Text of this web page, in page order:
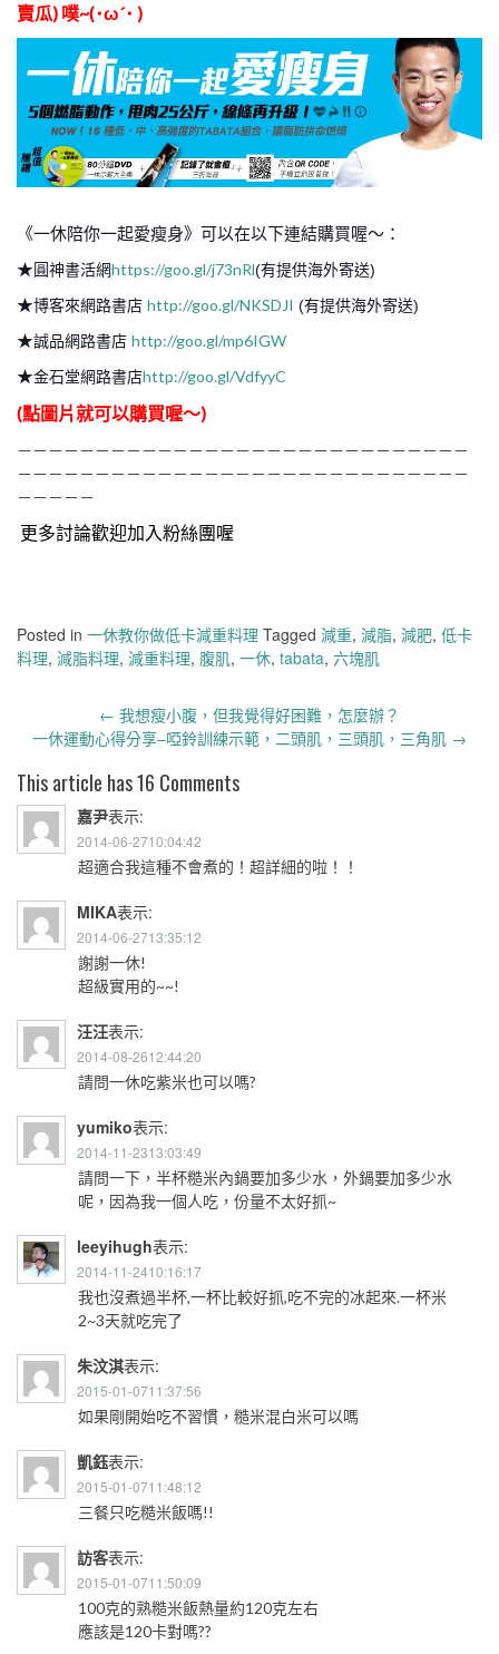
賣瓜) 噗~(･ω´･ )
《一休陪你一起愛瘦身》可以在以下連結購買喔～：
★ 圓神書活網https://goo.gl/j73nRl(有提供海外寄送)
★博客來網路書店 http://goo.gl/NKSDJI (有提供海外寄送)
★誠品網路書店 http://goo.gl/mp6IGW
★金石堂網路書店http://goo.gl/VdfyyC
(點圖片就可以購買喔～)
－－－－－－－－－－－－－－－－－－－－－－－－－－－－－
－－－－－－－－－－－－－－－－－－－－－－－－－－－－－
－－－－－
更多討論歡迎加入粉絲團喔
Posted in 一休教你做低卡減重料理 Tagged 減重, 減脂, 減肥, 低卡
料理, 減脂料理, 減重料理, 腹肌, 一休, tabata, 六塊肌
navigation
← 我想瘦小腹，但我覺得好困難，怎麼辦？
一休運動心得分享–啞鈴訓練示範，二頭肌，三頭肌，三角肌 →
This article has 16 Comments
嘉尹表示:
2014-06-2710:04:42
超適合我這種不會煮的！超詳細的啦！！
MIKA表示:
2014-06-2713:35:12
謝謝一休!
超級實用的~~!
汪汪表示:
2014-08-2612:44:20
請問一休吃紫米也可以嗎?
yumiko表示:
2014-11-2313:03:49
請問一下，半杯糙米內鍋要加多少水，外鍋要加多少水
呢，因為我一個人吃，份量不太好抓~
leeyihugh表示:
2014-11-2410:16:17
我也沒煮過半杯,一杯比較好抓,吃不完的冰起來.一杯米
2~3天就吃完了
朱汶淇表示:
2015-01-0711:37:56
如果剛開始吃不習慣，糙米混白米可以嗎
凱鈺表示:
2015-01-0711:48:12
三餐只吃糙米飯嗎!!
訪客表示:
2015-01-0711:50:09
100克的熟糙米飯熱量約120克左右
應該是120卡對嗎??